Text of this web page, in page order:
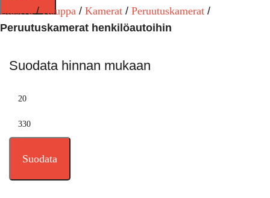
Etusivu
Kauppa Kamerat
Peruutuskamerat
Peruutuskamerat henkilöautoihin
Suodata hinnan mukaan
Suodata